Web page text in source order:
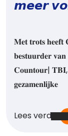
𝙢𝙚𝙚𝙧
𝐌𝐞𝐭 𝐭𝐫𝐨𝐭𝐬
𝐛𝐞𝐬𝐭𝐮𝐮𝐫𝐝𝐞𝐫
𝐂𝐨𝐮𝐧𝐭𝐨𝐮𝐫|
𝐠𝐞𝐳𝐚𝐦𝐞𝐧𝐥𝐢𝐣𝐤𝐞
Lees verder